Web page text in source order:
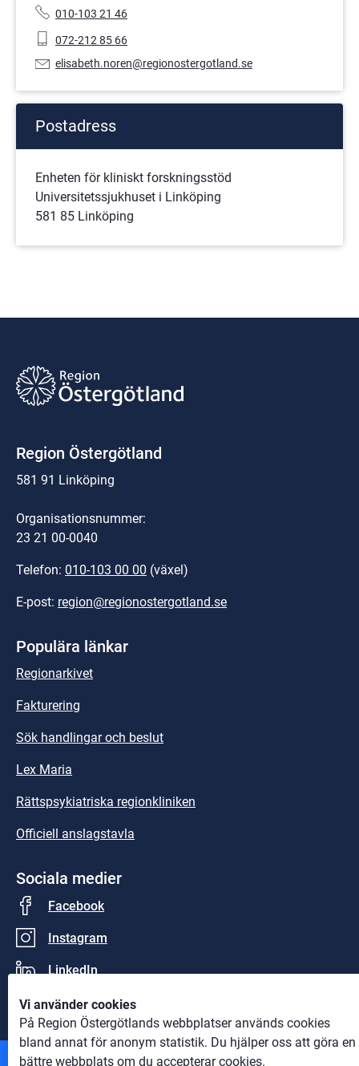
Vi använder cookies
På Region Östergötlands webbplatser används cookies
bland annat för anonym statistik. Du hjälper oss att göra en
bättre webbplats om du accepterar cookies.
Telefonnummer:
010-103 21 46
Mobiltelefon:
072-212 85 66
E-
elisabeth.noren@regionostergotland.se
Postadress
Enheten för kliniskt forskningsstöd
Universitetssjukhuset i Linköping
581 85 Linköping
Region Östergötland
581 91 Linköping
Organisationsnummer:
23 21 00-0040
Telefon: 010-103 00 00 (växel)
E-post: region@regionostergotland.se
Populära länkar
Regionarkivet
Fakturering
Sök handlingar och beslut
Lex Maria
Rättspsykiatriska regionkliniken
Officiell anslagstavla
Sociala medier
Facebook
Instagram
LinkedIn